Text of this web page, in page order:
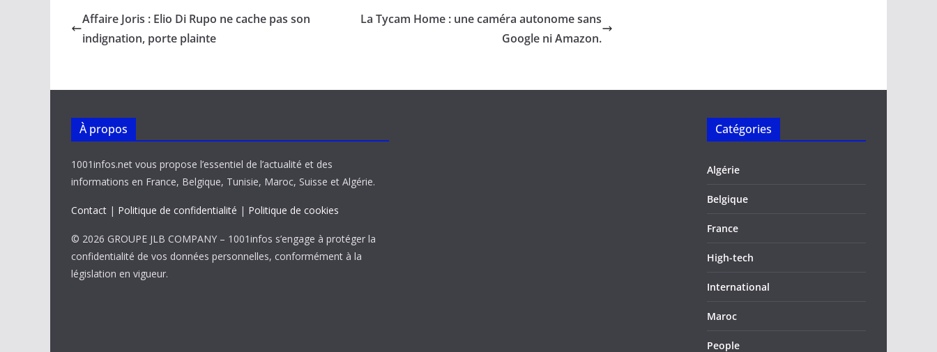
b
o
k
l s
A
p
e
dI
y
k
g
Affaire Joris : Elio Di Rupo ne cache pas son
indignation, porte plainte
La Tycam Home : une caméra autonome sans
Google ni Amazon.
À propos
1001infos.net vous propose l’essentiel de l’actualité et des
informations en France, Belgique, Tunisie, Maroc, Suisse et Algérie.
Contact | Politique de confidentialité | Politique de cookies
© 2026 GROUPE JLB COMPANY – 1001infos s’engage à protéger la
confidentialité de vos données personnelles, conformément à la
législation en vigueur.
Catégories
Algérie
Belgique
France
High-tech
International
Maroc
People